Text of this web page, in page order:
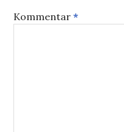
Kommentar*